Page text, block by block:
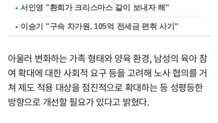
서인영 "환희가 크리스마스 같이 보내자 해"
이승기 "구속 차가원, 105억 전세금 편취 사기"
아울러 변화하는 가족 형태와 양육 환경, 남성의 육아 참
여 확대에 대한 사회적 요구 등을 고려해 노사 협의를 거
쳐 제도 적용 대상을 점진적으로 확대하는 등 성평등한
방향으로 개선할 필요가 있다고 밝혔다.